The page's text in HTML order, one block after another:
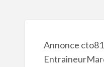
Annonce